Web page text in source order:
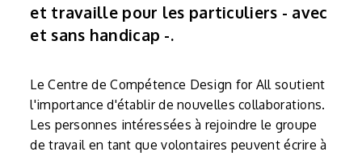
et travaille pour les particuliers - avec
et sans handicap -.
Le Centre de Compétence Design for All soutient
l'importance d'établir de nouvelles collaborations.
Les personnes intéressées à rejoindre le groupe
de travail en tant que volontaires peuvent écrire à